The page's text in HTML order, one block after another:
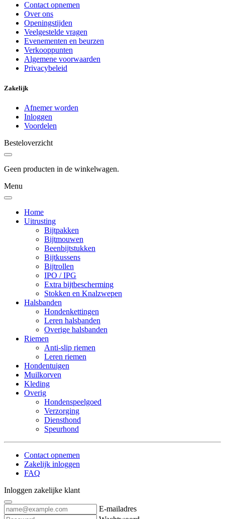
Contact opnemen
Over ons
Openingstijden
Veelgestelde vragen
Evenementen en beurzen
Verkooppunten
Algemene voorwaarden
Privacybeleid
Zakelijk
Afnemer worden
Inloggen
Voordelen
Besteloverzicht
Geen producten in de winkelwagen.
Menu
Home
Uitrusting
Bijtpakken
Bijtmouwen
Beenbijtstukken
Bijtkussens
Bijtrollen
IPO / IPG
Extra bijtbescherming
Stokken en Knalzwepen
Halsbanden
Hondenkettingen
Leren halsbanden
Overige halsbanden
Riemen
Anti-slip riemen
Leren riemen
Hondentuigen
Muilkorven
Kleding
Overig
Hondenspeelgoed
Verzorging
Diensthond
Speurhond
Contact opnemen
Zakelijk inloggen
FAQ
Inloggen zakelijke klant
E-mailadres